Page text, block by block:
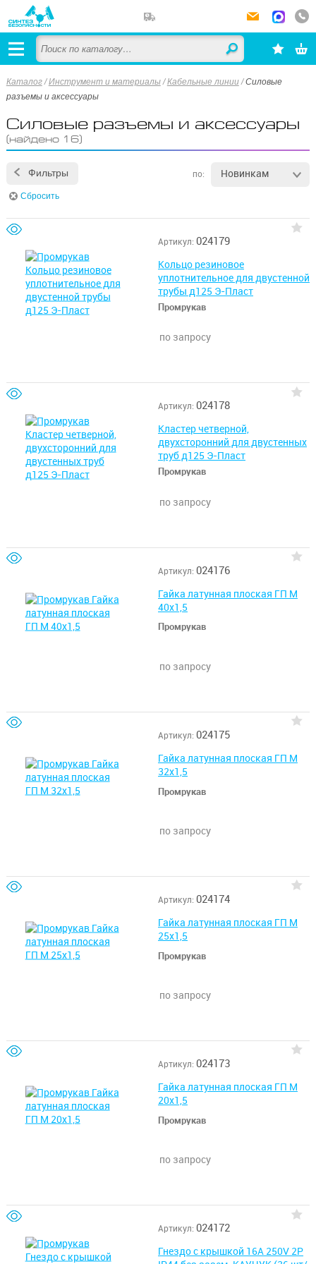
Каталог /Инструмент и материалы /Кабельные линии /Силовые
разъемы и аксессуары
Силовые разъемы и аксессуары
(найдено 16)
Фильтры по: Новинкам
Сбросить
Артикул: 024179
Кольцо резиновое
уплотнительное для двустенной
трубы д125 Э-Пласт
Промрукав
по запросу
Артикул: 024178
Кластер четверной,
двухсторонний для двустенных
труб д125 Э-Пласт
Промрукав
по запросу
Артикул: 024176
Гайка латунная плоская ГП М
40х1,5
Промрукав
по запросу
Артикул: 024175
Гайка латунная плоская ГП М
32х1,5
Промрукав
по запросу
Артикул: 024174
Гайка латунная плоская ГП М
25х1,5
Промрукав
по запросу
Артикул: 024173
Гайка латунная плоская ГП М
20х1,5
Промрукав
по запросу
Артикул: 024172
Гнездо с крышкой 16А 250V 2P